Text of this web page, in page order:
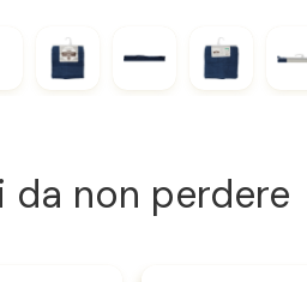
non perdere